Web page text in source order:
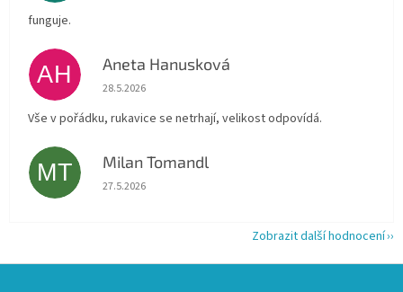
funguje.
AH Aneta Hanusková
Hodnocení obchodu je 5 z 5 hvězdiček.
28.5.2026
Vše v pořádku, rukavice se netrhají, velikost odpovídá.
MT Milan Tomandl
Hodnocení obchodu je 5 z 5 hvězdiček.
27.5.2026
Zobrazit další hodnocení